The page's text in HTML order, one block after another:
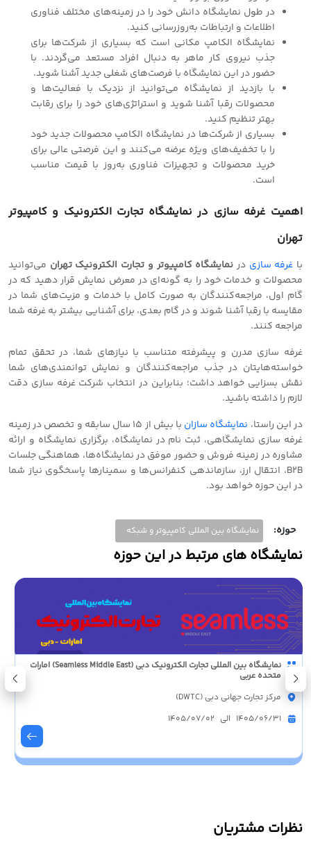
در طول نمایشگاه دانش خود را در زمینه‌های مختلف فناوری
اطلاعات و ارتباطات به‌روزرسانی کنید.
نمایشگاه الکامپ مکانی است که بسیاری از شرکت‌ها برای
جذب نیروی کار ماهر به دنبال افراد مستعد می‌گردند. با
حضور در این نمایشگاه با فرصت‌های شغلی جدید آشنا شوید.
با بازدید از نمایشگاه می‌توانید از نزدیک با فعالیت‌ها و
محصولات رقبا آشنا شوید و استراتژی‌های خود را برای رقابت
بهتر تنظیم کنید.
بسیاری از شرکت‌ها در نمایشگاه الکامپ محصولات جدید خود
را با تخفیف‌های ویژه عرضه می‌کنند و این فرصتی عالی برای
خرید محصولات و تجهیزات فناوری به‌روز با قیمت مناسب
است.
اهمیت غرفه سازی در نمایشگاه تجارت الکترونیک و کامپیوتر
تهران
با غرفه سازی در نمایشگاه کامپیوتر و تجارت الکترونیک تهران می‌توانید
محصولات و خدمات خود را به گونه‌ای در معرض نمایش قرار دهید که در
گام اول، مراجعه‌کنندگان به صورت کامل با خدمات و مزیت‌های شما در
مقایسه با رقبا آشنا شوند و در گام بعدی، برای آشنایی بیشتر به غرفه شما
مراجعه کنند.
غرفه سازی مدرن و پیشرفته متناسب با نیازهای شما، در تحقق تمام
خواسته‌هایتان در جذب مراجعه‌کنندگان و نمایش توانمندی‌های شما
نقش بسزایی خواهد داشت؛ بنابراین در انتخاب شرکت غرفه سازی دقت
لازم را داشته باشید.
در این راستا، نمایشگاه سازان
با بیش از 15 سال سابقه و تخصص در زمینه
غرفه سازی نمایشگاهی، ثبت نام در نمایشگاه، برگزاری نمایشگاه و ارائه
مشاوره در زمینه فروش و حضور موفق در نمایشگاه‌ها، هماهنگی جلسات
B2B، انتقال ارز، سازماندهی کنفرانس‌ها و سمینارها پاسخگوی نیاز شما
در این حوزه خواهد بود.
حوزه: نمایشگاه بین المللی کامپیوتر و شبکه
نمایشگاه های مرتبط در این حوزه
نمایشگاه بین المللی تجارت الکترونیک دبی (Seamless Middle East) امارات
متحده عربی
مرکز تجارت جهانی دبی (DWTC)
1405/06/31 الی 1405/07/02
نظرات مشتریان